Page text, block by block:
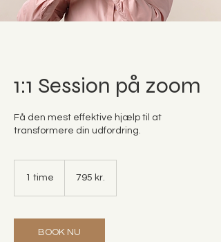
1:1 Session på zoom
Få den mest effektive hjælp til at
transformere din udfordring.
1 time
m
kroner795 kr.
BOOK NU